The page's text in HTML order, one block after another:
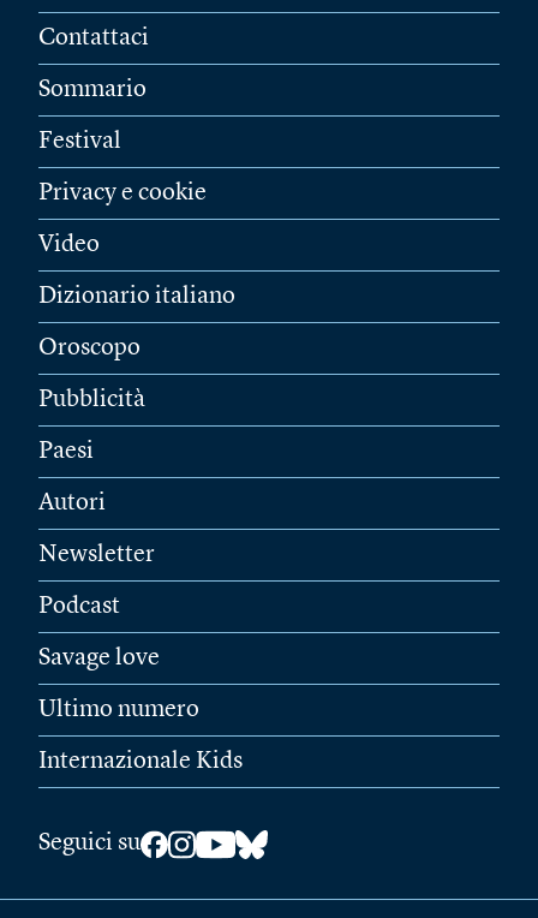
Contattaci
Sommario
Festival
Privacy e cookie
Video
Dizionario italiano
Oroscopo
Pubblicità
Paesi
Autori
Newsletter
Podcast
Savage love
Ultimo numero
Internazionale Kids
Seguici su